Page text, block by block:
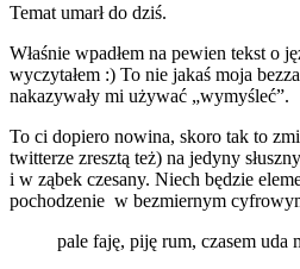
Temat umarł do dziś.
Właśnie wpadłem na pewien tekst o
wyczytałem :) To nie jakaś moja
nakazywały mi używać „wymyśleć”.
To ci dopiero nowina, skoro tak to
twitterze zresztą też) na jedyny
i w ząbek czesany. Niech będzie
pochodzenie w bezmiernym
pale faję, piję rum, czasem uda